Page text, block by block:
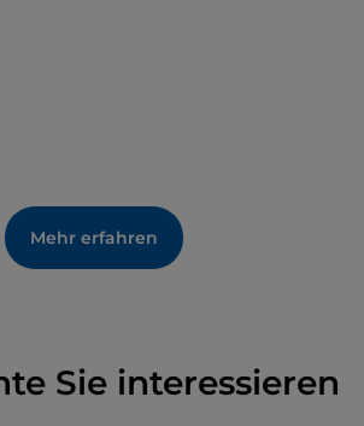
Mehr erfahren
Sie interessieren